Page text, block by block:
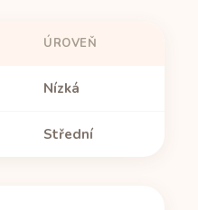
ÚROVEŇ
Nízká
Střední